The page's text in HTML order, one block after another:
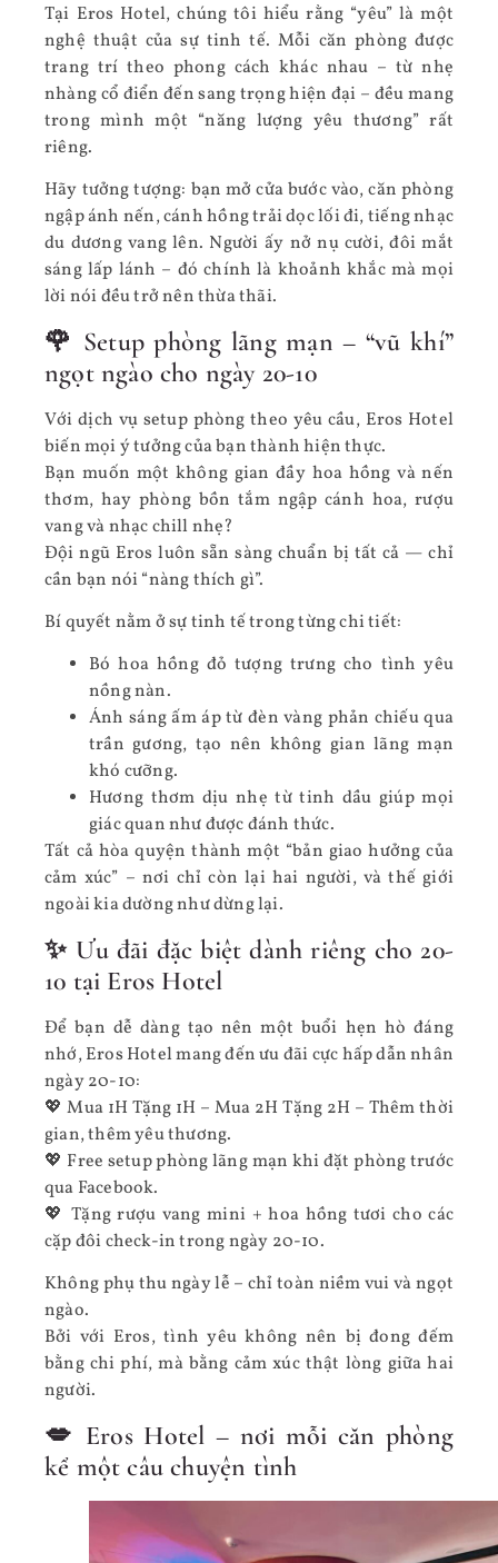
Tại Eros Hotel, chúng tôi hiểu rằng “yêu” là một
nghệ thuật của sự tinh tế. Mỗi căn phòng được
trang trí theo phong cách khác nhau – từ nhẹ
nhàng cổ điển đến sang trọng hiện đại – đều mang
trong mình một “năng lượng yêu thương” rất
riêng.
Hãy tưởng tượng: bạn mở cửa bước vào, căn phòng
ngập ánh nến, cánh hồng trải dọc lối đi, tiếng nhạc
du dương vang lên. Người ấy nở nụ cười, đôi mắt
sáng lấp lánh – đó chính là khoảnh khắc mà mọi
lời nói đều trở nên thừa thãi.
🌹 Setup phòng lãng mạn – “vũ khí”
ngọt ngào cho ngày 20-10
Với dịch vụ setup phòng theo yêu cầu, Eros Hotel
biến mọi ý tưởng của bạn thành hiện thực.
Bạn muốn một không gian đầy hoa hồng và nến
thơm, hay phòng bồn tắm ngập cánh hoa, rượu
vang và nhạc chill nhẹ?
Đội ngũ Eros luôn sẵn sàng chuẩn bị tất cả — chỉ
cần bạn nói “nàng thích gì”.
Bí quyết nằm ở sự tinh tế trong từng chi tiết:
Bó hoa hồng đỏ tượng trưng cho tình yêu
nồng nàn.
Ánh sáng ấm áp từ đèn vàng phản chiếu qua
trần gương, tạo nên không gian lãng mạn
khó cưỡng.
Hương thơm dịu nhẹ từ tinh dầu giúp mọi
giác quan như được đánh thức.
Tất cả hòa quyện thành một “bản giao hưởng của
cảm xúc” – nơi chỉ còn lại hai người, và thế giới
ngoài kia dường như dừng lại.
✨ Ưu đãi đặc biệt dành riêng cho 20-
10 tại Eros Hotel
Để bạn dễ dàng tạo nên một buổi hẹn hò đáng
nhớ, Eros Hotel mang đến ưu đãi cực hấp dẫn nhân
ngày 20-10:
💖 Mua 1H Tặng 1H – Mua 2H Tặng 2H – Thêm thời
gian, thêm yêu thương.
💖 Free setup phòng lãng mạn khi đặt phòng trước
qua Facebook.
💖 Tặng rượu vang mini + hoa hồng tươi cho các
cặp đôi check-in trong ngày 20-10.
Không phụ thu ngày lễ – chỉ toàn niềm vui và ngọt
ngào.
Bởi với Eros, tình yêu không nên bị đong đếm
bằng chi phí, mà bằng cảm xúc thật lòng giữa hai
người.
💋 Eros Hotel – nơi mỗi căn phòng
kể một câu chuyện tình